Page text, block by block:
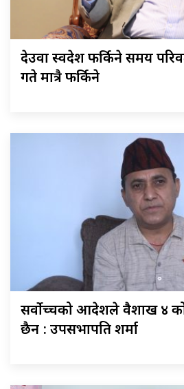
देउवा स्वदेश फर्किने समय
गते मात्रै फर्किने
सर्वोच्चको आदेशले वैशाख ४
छैन : उपसभापति शर्मा